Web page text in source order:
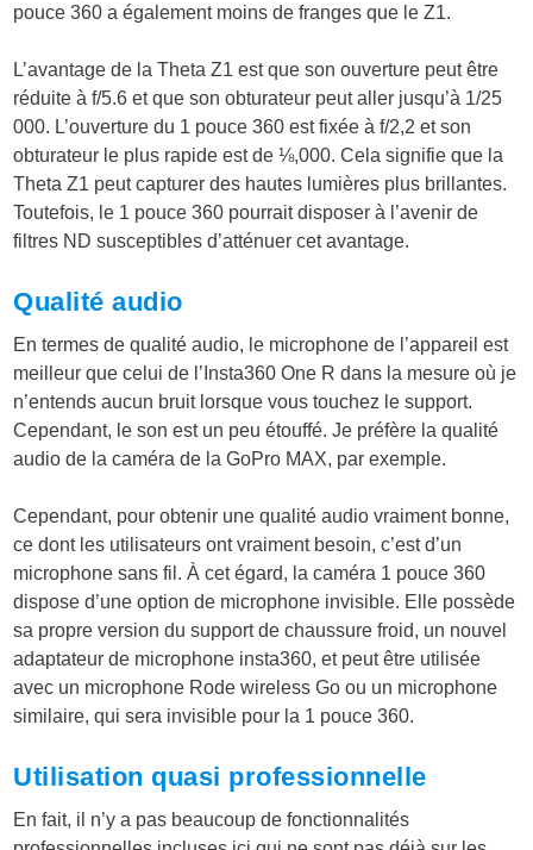
pouce 360 a également moins de franges que le Z1.
L’avantage de la Theta Z1 est que son ouverture peut être
réduite à f/5.6 et que son obturateur peut aller jusqu’à 1/25
000. L’ouverture du 1 pouce 360 est fixée à f/2,2 et son
obturateur le plus rapide est de ⅛,000. Cela signifie que la
Theta Z1 peut capturer des hautes lumières plus brillantes.
Toutefois, le 1 pouce 360 pourrait disposer à l’avenir de
filtres ND susceptibles d’atténuer cet avantage.
Qualité audio
En termes de qualité audio, le microphone de l’appareil est
meilleur que celui de l’Insta360 One R dans la mesure où je
n’entends aucun bruit lorsque vous touchez le support.
Cependant, le son est un peu étouffé. Je préfère la qualité
audio de la caméra de la GoPro MAX, par exemple.
Cependant, pour obtenir une qualité audio vraiment bonne,
ce dont les utilisateurs ont vraiment besoin, c’est d’un
microphone sans fil. À cet égard, la caméra 1 pouce 360
dispose d’une option de microphone invisible. Elle possède
sa propre version du support de chaussure froid, un nouvel
adaptateur de microphone insta360, et peut être utilisée
avec un microphone Rode wireless Go ou un microphone
similaire, qui sera invisible pour la 1 pouce 360.
Utilisation quasi professionnelle
En fait, il n’y a pas beaucoup de fonctionnalités